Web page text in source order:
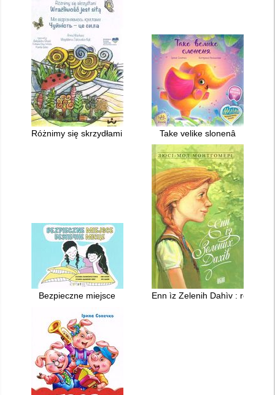
Różnimy się skrzydłami : wrażliwość jest siłą = Mi
Take velike slonenâ
Bezpieczne miejsce Enn ìz Zelenih Dahìv : roman